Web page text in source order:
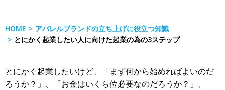
HOME
アパレルブランドの立ち上げに役立つ知識
とにかく起業したい人に向けた起業の為の3ステップ
とにかく起業したいけど、「まず何から始めればよいのだ
ろうか？」、「お金はいくら位必要なのだろうか？」、